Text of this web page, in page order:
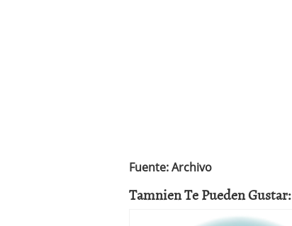
Fuente: Archivo
Tamnien Te Pueden Gustar: